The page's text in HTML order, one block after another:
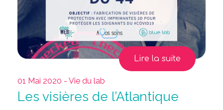
Lire la suite
01 Mai 2020 - Vie du lab
Les visières de l’Atlantique